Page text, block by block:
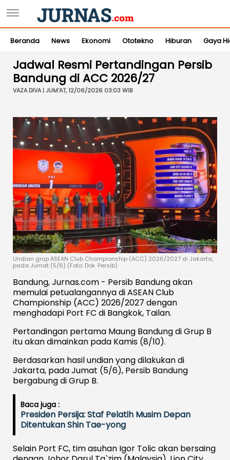
Beranda News Ekonomi Ototekno Hiburan Gaya
Jadwal Resmi Pertandingan Persib
Bandung di ACC 2026/27
VAZA DIVA | JUM'AT, 12/06/2026 03:03 WIB
Undian grup ASEAN Club Championship (ACC) 2026/2027 di Jakarta,
pada Jumat (5/6) (Foto: Dok. Persib)
Bandung, Jurnas.com - Persib Bandung akan
memulai petualangannya di ASEAN Club
Championship (ACC) 2026/2027 dengan
menghadapi Port FC di Bangkok, Tailan.
Pertandingan pertama Maung Bandung di Grup B
itu akan dimainkan pada Kamis (8/10).
Berdasarkan hasil undian yang dilakukan di
Jakarta, pada Jumat (5/6), Persib Bandung
bergabung di Grup B.
Baca juga :
Presiden Persija: Staf Pelatih Musim Depan
Ditentukan Shin Tae-yong
Selain Port FC, tim asuhan Igor Tolic akan bersaing